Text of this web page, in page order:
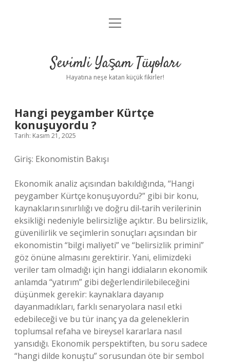
Anasayfa
Yasal Uyarı
menüyü
Sevimli Yaşam Tüyoları
Hayatına neşe katan küçük fikirler!
Hangi peygamber Kürtçe
konuşuyordu ?
Tarih: Kasım 21, 2025
Giriş: Ekonomistin Bakışı
Ekonomik analiz açısından bakıldığında, “Hangi
peygamber Kürtçe konuşuyordu?” gibi bir konu,
kaynakların sınırlılığı ve doğru dil‑tarih verilerinin
eksikliği nedeniyle belirsizliğe açıktır. Bu belirsizlik,
güvenilirlik ve seçimlerin sonuçları açısından bir
ekonomistin “bilgi maliyeti” ve “belirsizlik primini”
göz önüne almasını gerektirir. Yani, elimizdeki
veriler tam olmadığı için hangi iddiaların ekonomik
anlamda “yatırım” gibi değerlendirilebileceğini
düşünmek gerekir: kaynaklara dayanıp
dayanmadıkları, farklı senaryolara nasıl etki
edebileceği ve bu tür inanç ya da geleneklerin
toplumsal refaha ve bireysel kararlara nasıl
yansıdığı. Ekonomik perspektiften, bu soru sadece
“hangi dilde konuştu” sorusundan öte bir sembol